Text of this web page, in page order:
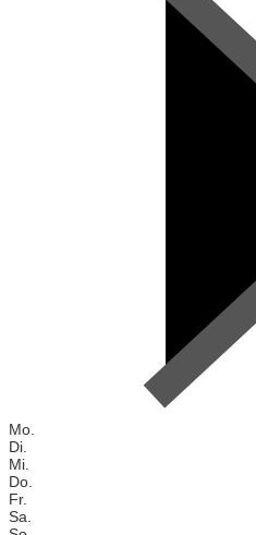
Mo.
Di.
Mi.
Do.
Fr.
Sa.